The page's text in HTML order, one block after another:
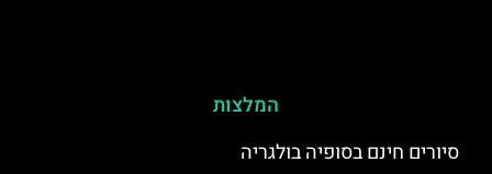
המלצות
סיורים חינם בסופיה בולגריה